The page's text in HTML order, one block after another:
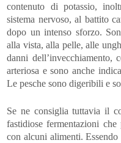
contenuto di potassio,
sistema nervoso, al battito
dopo un intenso sforzo.
alla vista, alla pelle, alle
danni dell’invecchiamento,
arteriosa e sono anche
Le pesche sono digeribili e
Se ne consiglia tuttavia il
fastidiose fermentazioni
con alcuni alimenti.